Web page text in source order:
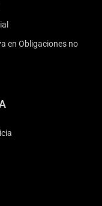
en Obligaciones no